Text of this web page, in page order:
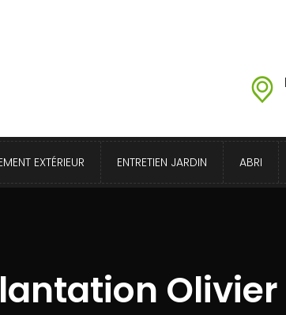
EXTÉRIEUR ENTRETIEN JARDIN ABRI
Olivier